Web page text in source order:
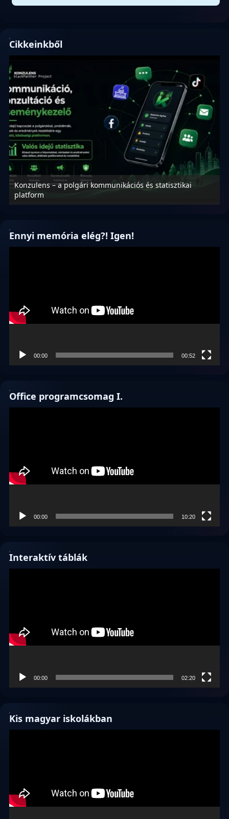
Cikkeinkből
Konzulens – a polgári kommunikációs és statisztikai
platform
Ennyi memória elég?! Igen!
00:00 00:52
Office programcsomag I.
00:00 10:20
Interaktív táblák
00:00 02:20
Kis magyar iskolákban